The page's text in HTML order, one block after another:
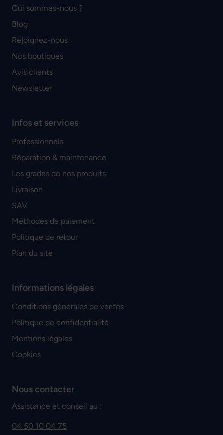
Qui sommes-nous ?
Blog
Rejoignez-nous
Nos boutiques
Avis clients
Newsletter
Infos et services
Professionnels
Réparation & maintenance
Les grades de nos produits
Livraison
SAV
Méthodes de paiement
Politique de retour
Plan du site
Informations légales
Conditions générales de ventes
Politique de confidentialité
Mentions légales
Cookies
Nous contacter
Assistance et conseil au :
04 50 10 04 75